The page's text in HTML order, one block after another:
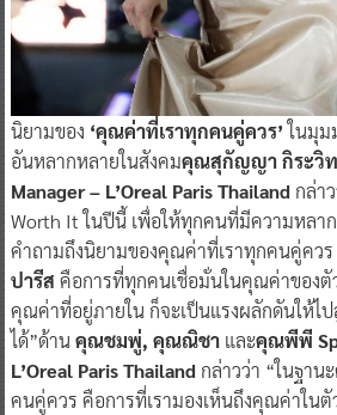
นิยามของ ‘คุณค่าที่เราทุกคนคู่ควร’ในมุม
อันหลากหลายในสังคมคุณสุกัญญา กิระวิท
Manager – L’Oreal Paris Thailand กล่า
Worth It ในปีนี้ เพื่อให้ทุกคนที่มีความหลา
คำถามถึงนิยามของคุณค่าที่เราทุกคนคู่ควร
ปารีส คือการที่ทุกคนเชื่อมั่นในคุณค่าของตั
คุณค่าที่อยู่ภายใน ก็จะเป็นแรงผลักดันให้ไป
ได้”ด้านคุณชมพู่, คุณณิชาและคุณพีพี
L’Oreal Paris Thailand กล่าวว่า “ในฐา
คนคู่ควร คือการที่เรามองเห็นถึงคุณค่าในตั